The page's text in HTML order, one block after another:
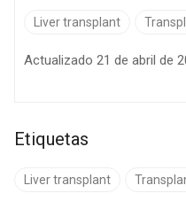
Tomando un riesgo Esta historia sucedió en la familia
esperando un bebé. Sus dos
Reuben, murieron solo una
Liver transplant
Actualizado 21 de abril de
Etiquetas
Liver transplant